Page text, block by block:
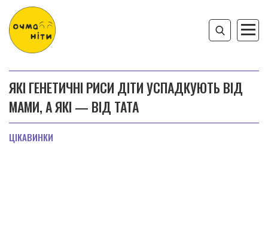
ЯКІ ГЕНЕТИЧНІ РИСИ ДІТИ УСПАДКУЮТЬ ВІД
МАМИ, А ЯКІ — ВІД ТАТА
ЦІКАВИНКИ